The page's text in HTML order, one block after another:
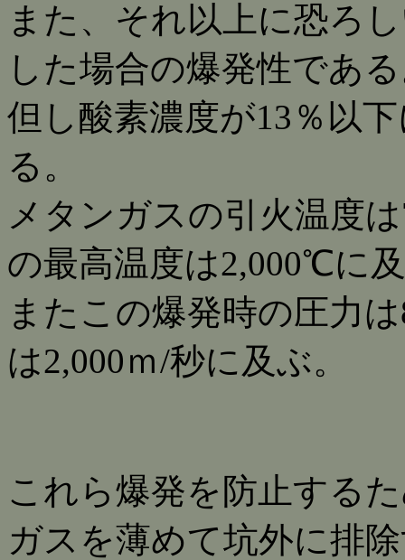
また、それ以上に恐ろ
した場合の爆発性であ
但し酸素濃度が13％以
る。
メタンガスの引火温度
の最高温度は2,000℃に
またこの爆発時の圧力
は2,000ｍ/秒に及ぶ。
これら爆発を防止する
ガスを薄めて坑外に排